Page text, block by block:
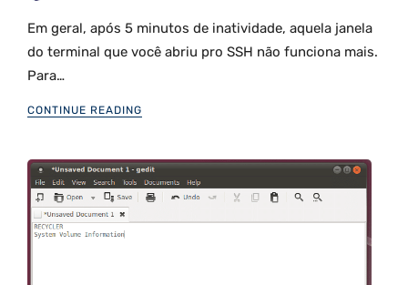
Em geral, após 5 minutos de inatividade, aquela janela
do terminal que você abriu pro SSH não funciona mais.
Para…
CONTINUE READING